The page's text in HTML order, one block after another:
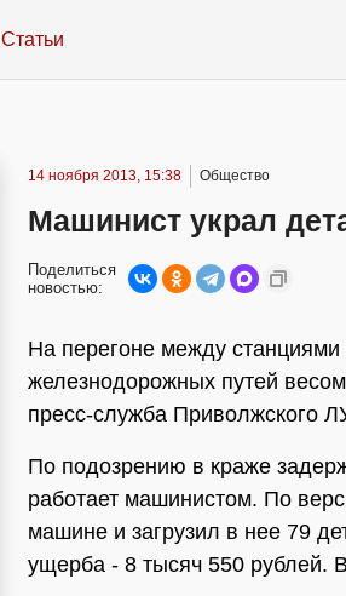
Статьи
14 ноября 2013, 15:38 Общество
Машинист украл
Поделиться
новостью:
На перегоне между
железнодорожных путей
пресс-служба Приволжского
По подозрению в краже
работает машинистом. По
машине и загрузил в нее 79
ущерба - 8 тысяч 550 рублей.